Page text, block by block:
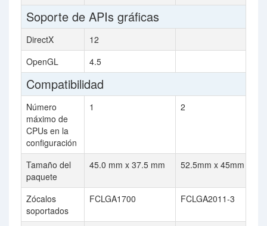
Soporte de APIs gráficas
DirectX
12
OpenGL
4.5
Compatibilidad
Número
máximo de
CPUs en la
configuración
1 2
Tamaño del
paquete
45.0 mm x 37.5 mm 52.5mm x 45mm
Zócalos
soportados
FCLGA1700 FCLGA2011-3